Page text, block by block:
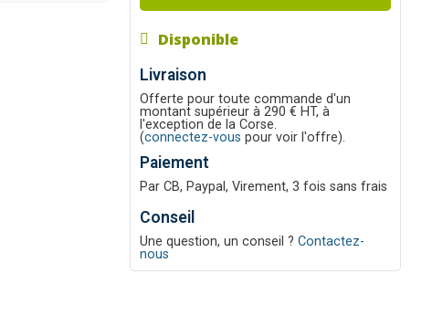
Disponible
Livraison
Offerte pour toute commande d'un
montant supérieur à 290 € HT, à
l'exception de la Corse.
(connectez-vous pour voir l'offre).
Paiement
Par CB, Paypal, Virement, 3 fois sans frais
Conseil
Une question, un conseil ?Contactez-
nous